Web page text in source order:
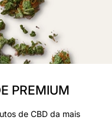
PREMIUM
de CBD da mais